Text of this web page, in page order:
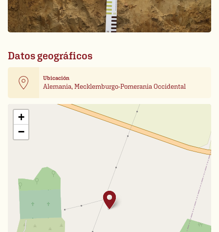
Datos geográficos
Ubicación
Alemania, Mecklemburgo-Pomerania Occidental
+
−